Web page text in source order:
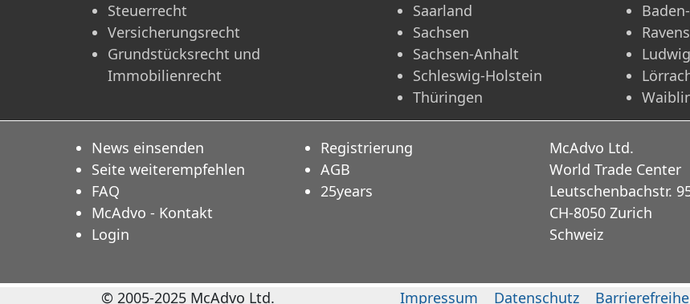
Steuerrecht
Versicherungsrecht
Grundstücksrecht und
Immobilienrecht
Saarland
Sachsen
Sachsen-Anhalt
Schleswig-Holstein
Thüringen
News einsenden
Seite weiterempfehlen
FAQ
McAdvo - Kontakt
Login
Registrierung
AGB
25years
McAdvo Ltd.
World Trade Center
Leutschenbachstr.
CH-8050 Zurich
Schweiz
© 2005-2025 McAdvo Ltd. Impressum Datenschutz